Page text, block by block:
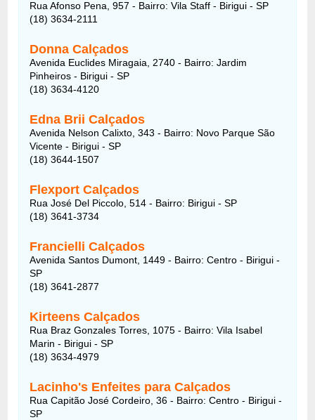
Rua Afonso Pena, 957 - Bairro: Vila Staff - Birigui - SP
(18) 3634-2111
Donna Calçados
Avenida Euclides Miragaia, 2740 - Bairro: Jardim
Pinheiros - Birigui - SP
(18) 3634-4120
Edna Brii Calçados
Avenida Nelson Calixto, 343 - Bairro: Novo Parque São
Vicente - Birigui - SP
(18) 3644-1507
Flexport Calçados
Rua José Del Piccolo, 514 - Bairro: Birigui - SP
(18) 3641-3734
Francielli Calçados
Avenida Santos Dumont, 1449 - Bairro: Centro - Birigui -
SP
(18) 3641-2877
Kirteens Calçados
Rua Braz Gonzales Torres, 1075 - Bairro: Vila Isabel
Marin - Birigui - SP
(18) 3634-4979
Lacinho's Enfeites para Calçados
Rua Capitão José Cordeiro, 36 - Bairro: Centro - Birigui -
SP